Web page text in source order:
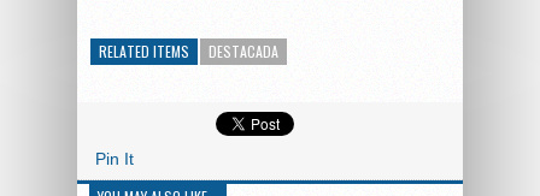
RELATED ITEMS DESTACADA
Pin It